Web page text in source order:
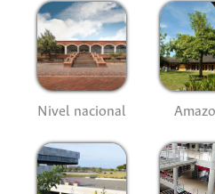
Nivel nacional